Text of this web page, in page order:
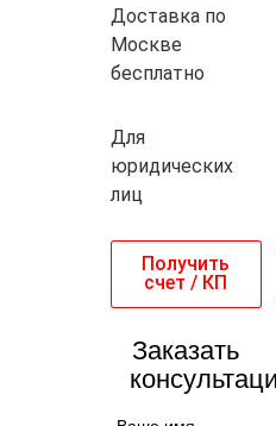
Доставка по
Москве
бесплатно
Для
юридических
лиц
Получить
счет / КП
Заказать